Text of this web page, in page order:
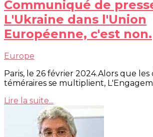
Communiqué de
L'Ukraine dans l'Union
Européenne, c'est non.
Europe
Paris, le 26 février 2024.Alors que les
téméraires se multiplient,
Lire la suite...